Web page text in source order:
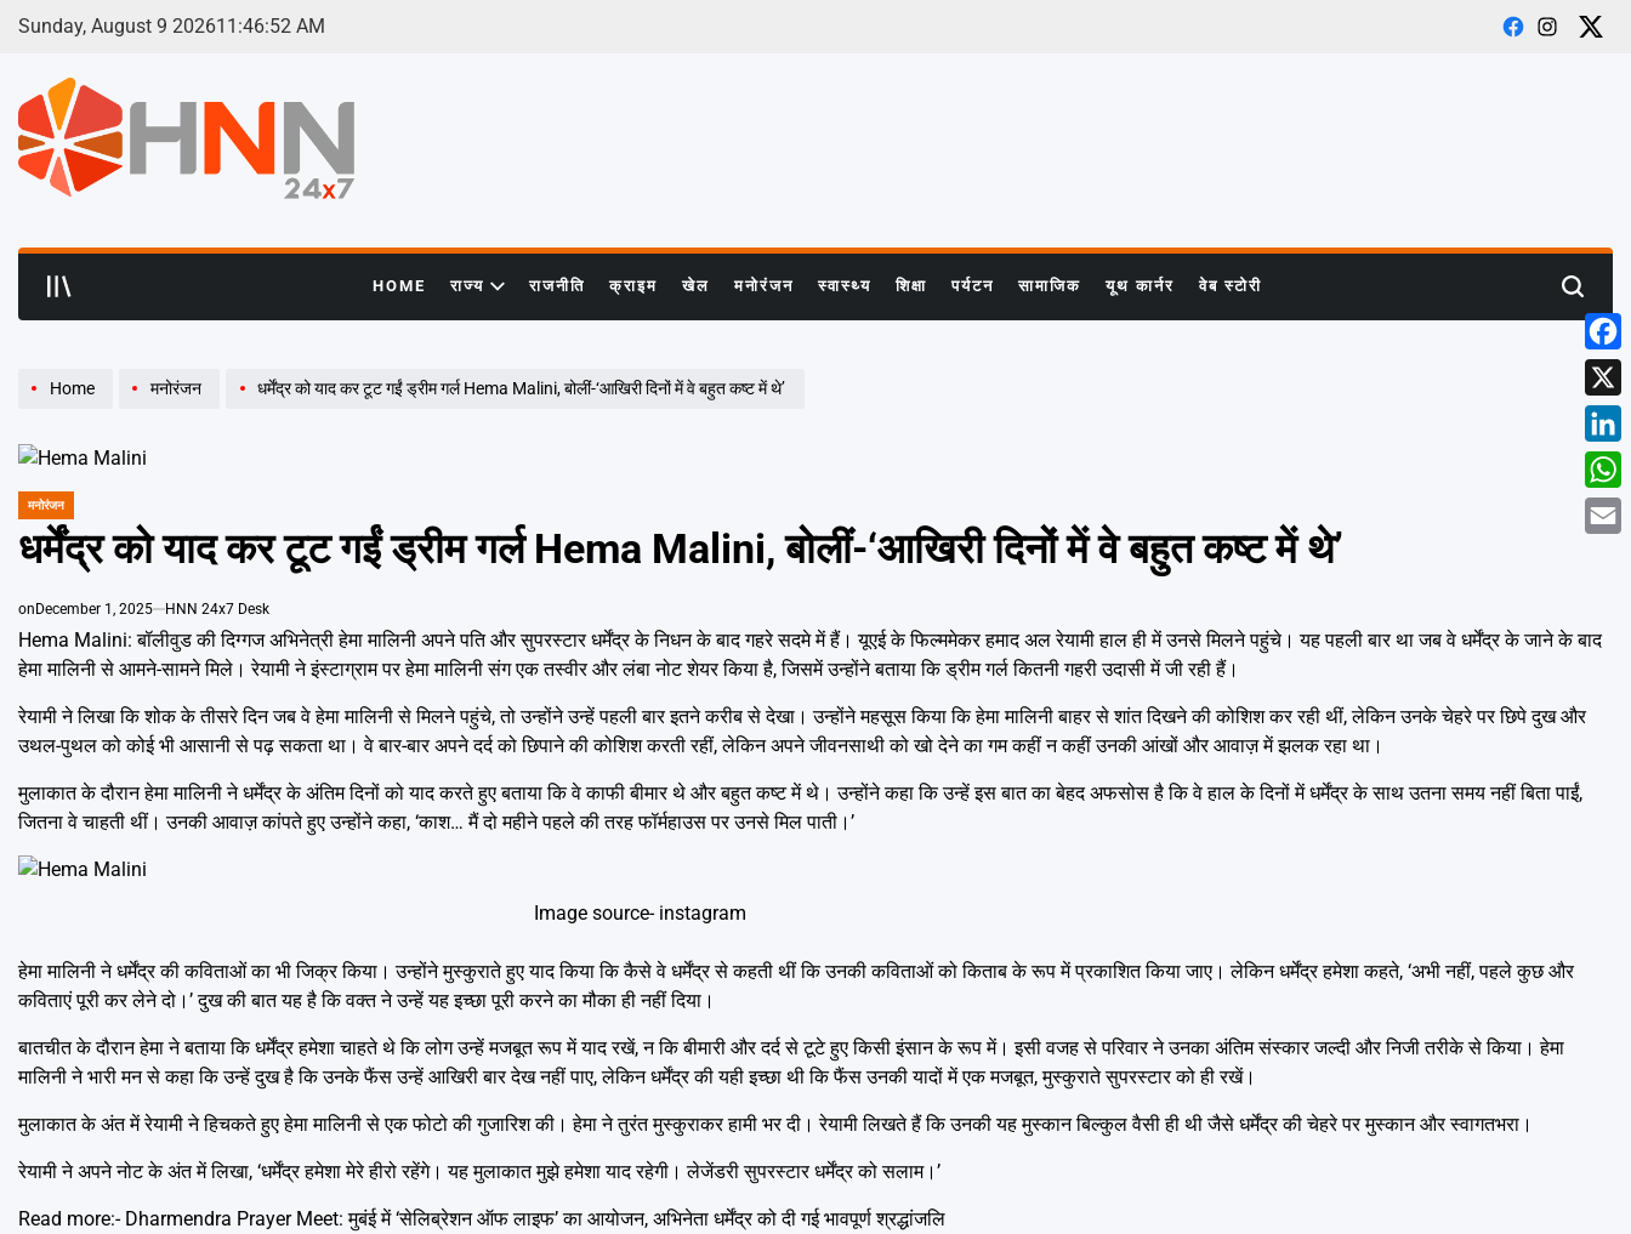
Skip
Sunday, August 9 202611 :46:52 AM
FacebookX
HOME राज्य राजनीति क्राइम खेल मनोरंजन स्वास्थ्य शिक्षा पर्यटन सामाजिक यूथ कार्नर वेब स्टोरी Search
Home मनोरंजन धर्मेंद्र को याद कर टूट गईं ड्रीम गर्ल Hema Malini, बोलीं-‘आखिरी दिनों में वे बहुत कष्ट में थे’
POSTED
मनोरंजन
धर्मेंद्र को याद कर टूट गईं ड्रीम गर्ल Hema Malini, बोलीं-‘आखिरी दिनों में वे बहुत कष्ट में थे’
onDecember 1, 2025 HNN 24x7 Desk
Hema Malini: बॉलीवुड की दिग्गज अभिनेत्री हेमा मालिनी अपने पति और सुपरस्टार धर्मेंद्र के निधन के बाद गहरे सदमे में हैं। यूएई के फिल्ममेकर हमाद अल रेयामी हाल ही में उनसे मिलने पहुंचे। यह पहली बार था जब वे धर्मेंद्र के जाने के बाद
हेमा मालिनी से आमने-सामने मिले। रेयामी ने इंस्टाग्राम पर हेमा मालिनी संग एक तस्वीर और लंबा नोट शेयर किया है, जिसमें उन्होंने बताया कि ड्रीम गर्ल कितनी गहरी उदासी में जी रही हैं।
रेयामी ने लिखा कि शोक के तीसरे दिन जब वे हेमा मालिनी से मिलने पहुंचे, तो उन्होंने उन्हें पहली बार इतने करीब से देखा। उन्होंने महसूस किया कि हेमा मालिनी बाहर से शांत दिखने की कोशिश कर रही थीं, लेकिन उनके चेहरे पर छिपे दुख और
उथल-पुथल को कोई भी आसानी से पढ़ सकता था। वे बार-बार अपने दर्द को छिपाने की कोशिश करती रहीं, लेकिन अपने जीवनसाथी को खो देने का गम कहीं न कहीं उनकी आंखों और आवाज़ में झलक रहा था।
मुलाकात के दौरान हेमा मालिनी ने धर्मेंद्र के अंतिम दिनों को याद करते हुए बताया कि वे काफी बीमार थे और बहुत कष्ट में थे। उन्होंने कहा कि उन्हें इस बात का बेहद अफसोस है कि वे हाल के दिनों में धर्मेंद्र के साथ उतना समय नहीं बिता पाईं,
जितना वे चाहती थीं। उनकी आवाज़ कांपते हुए उन्होंने कहा, ‘काश… मैं दो महीने पहले की तरह फॉर्महाउस पर उनसे मिल पाती।’
Image source- instagram
हेमा मालिनी ने धर्मेंद्र की कविताओं का भी जिक्र किया। उन्होंने मुस्कुराते हुए याद किया कि कैसे वे धर्मेंद्र से कहती थीं कि उनकी कविताओं को किताब के रूप में प्रकाशित किया जाए। लेकिन धर्मेंद्र हमेशा कहते, ‘अभी नहीं, पहले कुछ और
कविताएं पूरी कर लेने दो।’ दुख की बात यह है कि वक्त ने उन्हें यह इच्छा पूरी करने का मौका ही नहीं दिया।
बातचीत के दौरान हेमा ने बताया कि धर्मेंद्र हमेशा चाहते थे कि लोग उन्हें मजबूत रूप में याद रखें, न कि बीमारी और दर्द से टूटे हुए किसी इंसान के रूप में। इसी वजह से परिवार ने उनका अंतिम संस्कार जल्दी और निजी तरीके से किया। हेमा
मालिनी ने भारी मन से कहा कि उन्हें दुख है कि उनके फैंस उन्हें आखिरी बार देख नहीं पाए, लेकिन धर्मेंद्र की यही इच्छा थी कि फैंस उनकी यादों में एक मजबूत, मुस्कुराते सुपरस्टार को ही रखें।
मुलाकात के अंत में रेयामी ने हिचकते हुए हेमा मालिनी से एक फोटो की गुजारिश की। हेमा ने तुरंत मुस्कुराकर हामी भर दी। रेयामी लिखते हैं कि उनकी यह मुस्कान बिल्कुल वैसी ही थी जैसे धर्मेंद्र की चेहरे पर मुस्कान और स्वागतभरा।
रेयामी ने अपने नोट के अंत में लिखा, ‘धर्मेंद्र हमेशा मेरे हीरो रहेंगे। यह मुलाकात मुझे हमेशा याद रहेगी। लेजेंडरी सुपरस्टार धर्मेंद्र को सलाम।’
Read more:- Dharmendra Prayer Meet: मुबंई में ‘सेलिब्रेशन ऑफ लाइफ’ का आयोजन, अभिनेता धर्मेंद्र को दी गई भावपूर्ण श्रद्धांजलि
X